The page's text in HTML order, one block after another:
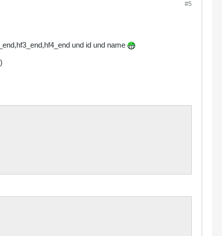
#5
und id und name